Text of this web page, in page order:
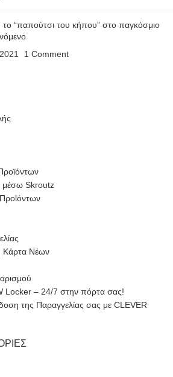
“παπούτσι του κήπου” στο παγκόσμιο
1 Comment
μέσω Skroutz
Κάρτα Νέων
Locker – 24/7 στην πόρτα σας!
της Παραγγελίας σας με CLEVER